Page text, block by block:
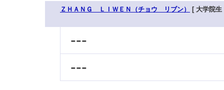
ＺＨＡＮＧ ＬＩＷＥＮ（チョウ リブン） [ 大学院生
---
---